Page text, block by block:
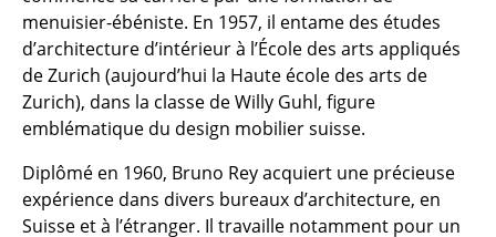
Chariots & Dessertes
Pièces détachées
... voir toutes les tables
Rangements
Étagères & Armoires
menuisier-ébéniste. En 1957, il entame des études
d’architecture d’intérieur à l’École des arts appliqués
de Zurich (aujourd’hui la Haute école des arts de
Zurich), dans la classe de Willy Guhl, figure
emblématique du design mobilier suisse.
Diplômé en 1960, Bruno Rey acquiert une précieuse
expérience dans divers bureaux d’architecture, en
Suisse et à l’étranger. Il travaille notamment pour un